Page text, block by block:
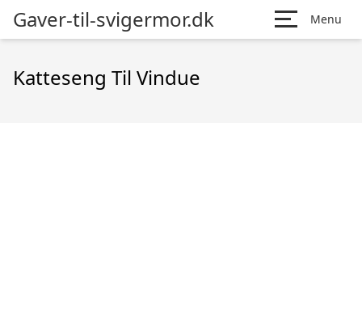
Gaver-til-svigermor.dk Menu
Katteseng Til Vindue